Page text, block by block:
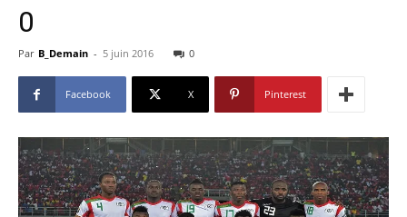
0
Par B_Demain - 5 juin 2016 0
Facebook X Pinterest